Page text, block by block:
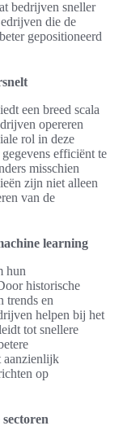
bedrijven sneller
die de
gepositioneerd
een breed scala
opereren
rol in deze
efficiënt te
misschien
zijn niet alleen
van de
learning
hun
historische
trends en
helpen bij het
tot snellere
aanzienlijk
op